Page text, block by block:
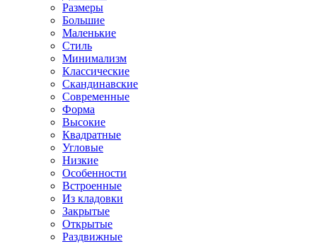
Размеры
Большие
Маленькие
Стиль
Минимализм
Классические
Скандинавские
Современные
Форма
Высокие
Квадратные
Угловые
Низкие
Особенности
Встроенные
Из кладовки
Закрытые
Открытые
Раздвижные